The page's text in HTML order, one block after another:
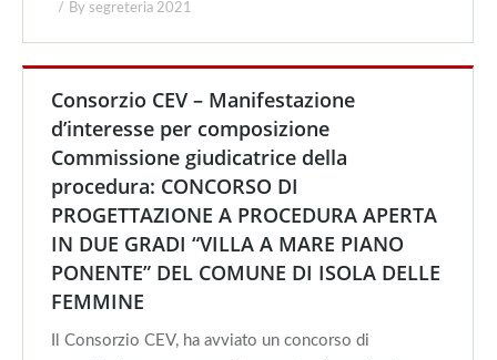
By segreteria 2021
Consorzio CEV – Manifestazione
d’interesse per composizione
Commissione giudicatrice della
procedura: CONCORSO DI
PROGETTAZIONE A PROCEDURA APERTA
IN DUE GRADI “VILLA A MARE PIANO
PONENTE” DEL COMUNE DI ISOLA DELLE
FEMMINE
Il Consorzio CEV, ha avviato un concorso di